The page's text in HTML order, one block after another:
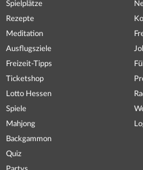
Spielplätze
Rezepte
Meditation
Ausflugsziele
Freizeit-Tipps
Ticketshop
Lotto Hessen
Spiele
Mahjong
Backgammon
Quiz